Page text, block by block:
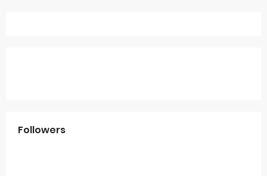
Followers